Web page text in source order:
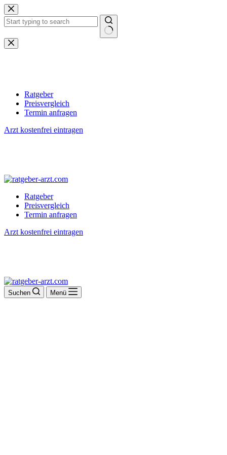
Zum
Inhalt
springen
Keine
Ergebnisse
Ratgeber
Preisvergleich
Termin anfragen
Arzt kostenfrei eintragen
Ratgeber
Preisvergleich
Termin anfragen
Arzt kostenfrei eintragen
Suchen Menü